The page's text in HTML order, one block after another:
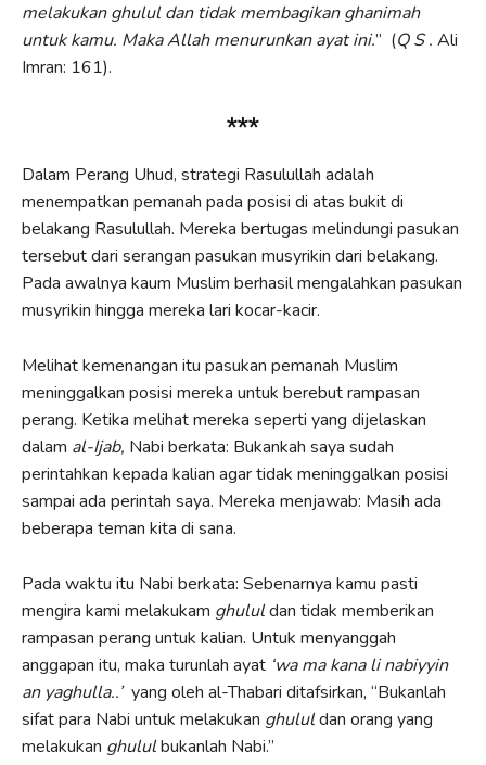
melakukan ghulul dan tidak membagikan ghanimah
untuk kamu. MakaAllahmenurunkan ayat ini.” (Q S . Ali
Imran: 161).
***
Dalam Perang Uhud, strategi Rasulullah adalah
menempatkan pemanah pada posisi di atas bukit di
belakang Rasulullah. Mereka bertugas melindungi pasukan
tersebut dari serangan pasukan musyrikin dari belakang.
Pada awalnya kaum Muslim berhasil mengalahkan pasukan
musyrikin hingga mereka lari kocar-kacir.
Melihat kemenangan itu pasukan pemanah Muslim
meninggalkan posisi mereka untuk berebut rampasan
perang. Ketika melihat mereka seperti yang dijelaskan
dalam al-Ijab, Nabi berkata: Bukankah saya sudah
perintahkan kepada kalian agar tidak meninggalkan posisi
sampai ada perintah saya. Mereka menjawab: Masih ada
beberapa teman kita di sana.
Pada waktu itu Nabi berkata: Sebenarnya kamu pasti
mengira kami melakukam ghululdan tidak memberikan
rampasan perang untuk kalian. Untuk menyanggah
anggapan itu, maka turunlah ayat ‘wa ma kana li nabiyyin
an yaghulla..’ yang oleh al-Thabari ditafsirkan, “Bukanlah
sifat para Nabi untuk melakukan ghululdan orang yang
melakukan ghululbukanlah Nabi.”